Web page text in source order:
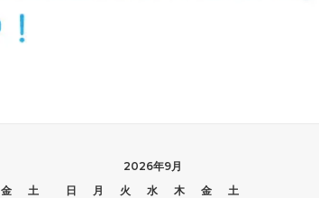
金
土
2026年9月
日
月 火 水 木 金
土